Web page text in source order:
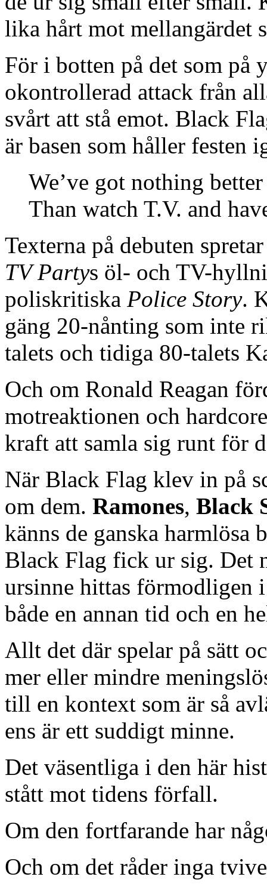
lika hårt mot mellangärdet
För i botten på det som på
okontrollerad attack från
svårt att stå emot. Black
är basen som håller festen
We’ve got nothing
Than watch T.V. and
Texterna på debuten
TV Partys öl- och TV-
poliskritiska Police Story.
gäng 20-nånting som inte
talets och tidiga 80-talets
Och om Ronald Reagan
motreaktionen och
kraft att samla sig runt för
När Black Flag klev in på
om dem. Ramones, Black
känns de ganska
Black Flag fick ur sig. Det
ursinne hittas förmodligen
både en annan tid och en
Allt det där spelar på sätt
mer eller mindre
till en kontext som är så
ens är ett suddigt minne.
Det väsentliga i den här
stått mot tidens förfall.
Om den fortfarande har
Och om det råder inga